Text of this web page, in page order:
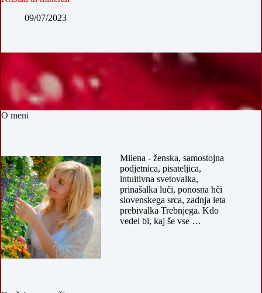
09/07/2023
O meni
Milena - ženska, samostojna
podjetnica, pisateljica,
intuitivna svetovalka,
prinašalka luči, ponosna hči
slovenskega srca, zadnja leta
prebivalka Trebnjega. Kdo
vedel bi, kaj še vse …